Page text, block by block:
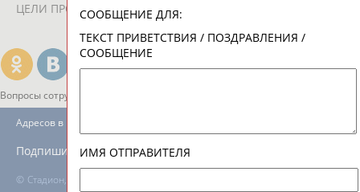
ЦЕЛИ ПРОЕКТА КОНТАКТЫ
Вопросы сотрудничества и совместной деятельности
© Стадион, 1998-2026
Адресов в новостной рассылке: 996
Подпишись
СООБЩЕНИЕ ДЛЯ:
ТЕКСТ ПРИВЕТСТВИЯ / ПОЗДРАВЛЕНИЯ /
СООБЩЕНИЕ
ИМЯ ОТПРАВИТЕЛЯ